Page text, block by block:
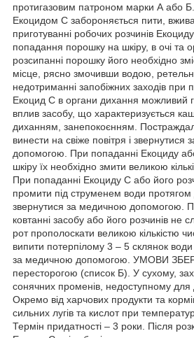
протигазовим патроном марки А або
Екоцидом С забороняється пити,
приготуванні робочих розчинів
попадання порошку на шкіру, в очі та
розсипанні порошку його необхідно
місце, рясно змочивши водою,
недотриманні запобіжних заходів при
Екоцид С в органи дихання можливий
вплив засобу, що характеризується
диханням, занепокоєнням.
винести на свіже повітря і звернутися
допомогою. При попаданні Екоциду
шкіру їх необхідно змити великою
При попаданні Екоциду С або його
промити під струменем води протягом
звернутися за медичною допомогою.
ковтанні засобу або його розчинів не
рот прополоскати великою кількістю
випити потерпілому 3 – 5 склянок
за медичною допомогою. УМОВИ
пересторогою (список Б). У сухому,
сонячних променів, недоступному для
Окремо від харчових продукти та
сильних лугів та кислот при
Термін придатності – 3 роки. Після